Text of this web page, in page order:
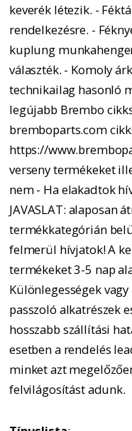
keverék létezik. -
rendelkezésre. -
kuplung
választék. - Komoly
technikailag hasonló
legújabb Brembo
bremboparts.com
https://
verseny termékeket
nem - Ha elakadtok
JAVASLAT: alaposan
termékkategórián
felmerül hívjatok! A
termékeket 3-5 nap
Különlegességek
passzoló alkatrészek
hosszabb szállítási
esetben a rendelés
minket azt
felvilágosítást adunk.